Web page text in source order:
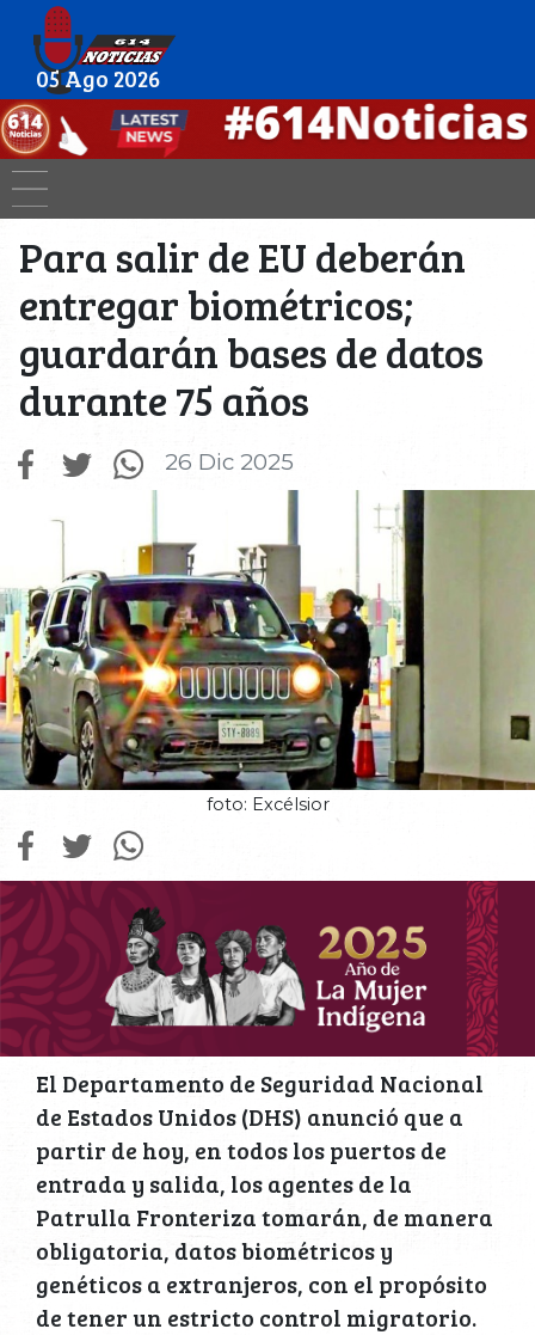
05 Ago 2026
Para salir de EU deberán
entregar biométricos;
guardarán bases de datos
durante 75 años
26 Dic 2025
foto: Excélsior
El Departamento de Seguridad Nacional
de Estados Unidos (DHS) anunció que a
partir de hoy, en todos los puertos de
entrada y salida, los agentes de la
Patrulla Fronteriza tomarán, de manera
obligatoria, datos biométricos y
genéticos a extranjeros, con el propósito
de tener un estricto control migratorio.